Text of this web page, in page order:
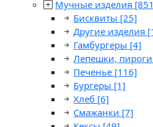
Мучные изделия
Бисквиты [25]
Другие изделия
Гамбургеры [4]
Лепешки, пироги
Печенье [116]
Бургеры [1]
Хлеб [6]
Смажанки [7]